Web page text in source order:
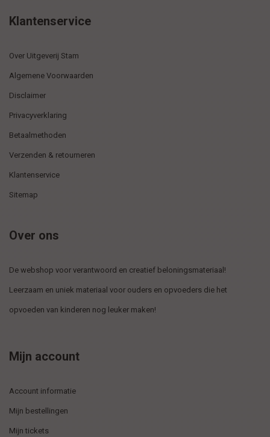
Klantenservice
Over Uitgeverij Stam
Algemene Voorwaarden
Disclaimer
Privacyverklaring
Betaalmethoden
Verzenden & retourneren
Klantenservice
Sitemap
Over ons
De webshop voor verantwoord en creatief beloningsmateriaal!
Leerzaam en uniek materiaal voor ouders en opvoeders die het
opvoeden van kinderen nog leuker maken!
Mijn account
Account informatie
Mijn bestellingen
Mijn tickets